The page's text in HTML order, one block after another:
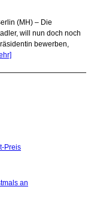
(MH) – Die
will nun doch noch
bewerben,
Preis
an